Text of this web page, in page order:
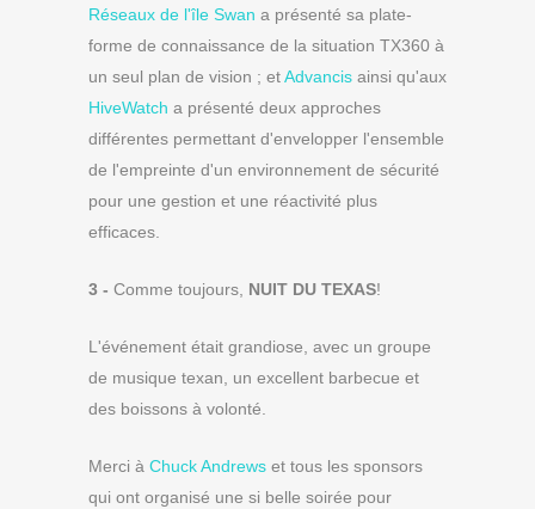
Réseaux de l'île Swan a présenté sa plate-
forme de connaissance de la situation TX360 à
un seul plan de vision ; etAdvancis ainsi qu'aux
HiveWatch a présenté deux approches
différentes permettant d'envelopper l'ensemble
de l'empreinte d'un environnement de sécurité
pour une gestion et une réactivité plus
efficaces.
3 - Comme toujours, NUIT DU TEXAS!
L'événement était grandiose, avec un groupe
de musique texan, un excellent barbecue et
des boissons à volonté.
Merci à Chuck Andrews et tous les sponsors
qui ont organisé une si belle soirée pour